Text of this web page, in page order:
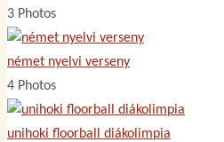
3 Photos
német nyelvi verseny
4 Photos
unihoki floorball diákolimpia